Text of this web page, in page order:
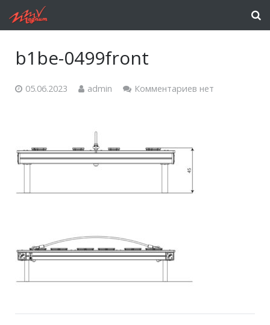
b1be-0499front
05.06.2023 admin Комментариев нет